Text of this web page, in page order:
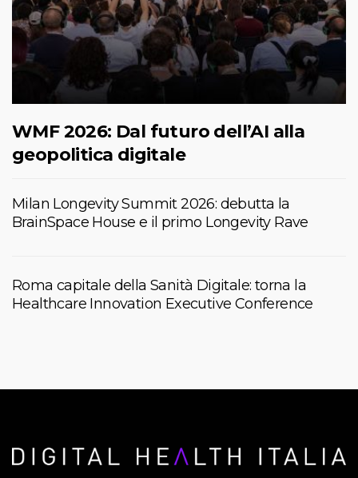
WMF 2026: Dal futuro dell’AI alla
geopolitica digitale
Milan Longevity Summit 2026: debutta la
BrainSpace House e il primo Longevity Rave
Roma capitale della Sanità Digitale: torna la
Healthcare Innovation Executive Conference